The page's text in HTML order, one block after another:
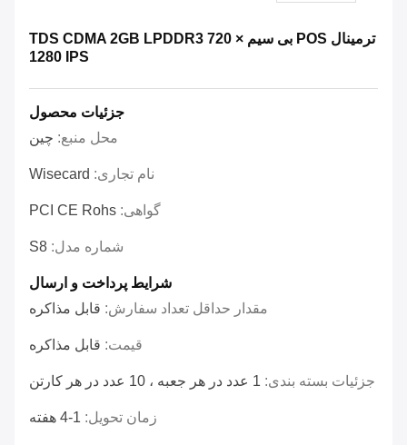
ترمینال POS بی سیم TDS CDMA 2GB LPDDR3 720 ×
1280 IPS
جزئیات محصول
محل منبع: چین
نام تجاری: Wisecard
گواهی: PCI CE Rohs
شماره مدل: S8
شرایط پرداخت و ارسال
مقدار حداقل تعداد سفارش: قابل مذاکره
قیمت: قابل مذاکره
جزئیات بسته بندی: 1 عدد در هر جعبه ، 10 عدد در هر کارتن
زمان تحویل: 1-4 هفته